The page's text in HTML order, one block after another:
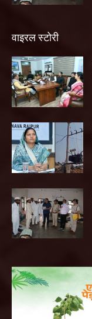
वाइरल स्टोरी